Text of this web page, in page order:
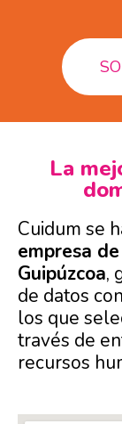
La
Cuidum se
empresa
Guipúzcoa,
de datos
los que
través de
recursos